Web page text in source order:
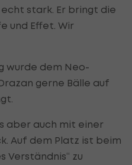
stark. Er bringt die
und Effet. Wir
wurde dem Neo-
gerne Bälle auf
aber auch mit einer
Auf dem Platz ist beim
Verständnis“ zu